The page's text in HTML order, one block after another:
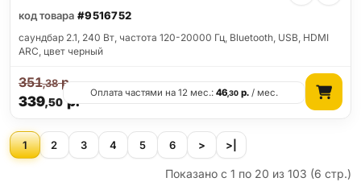
код товара #9516752
саундбар 2.1, 240 Вт, частота 120-20000 Гц, Bluetooth, USB, HDMI
ARC, цвет черный
339,50р.
351,38р.
Оплата частями на 12 мес.:46,30 р. / мес.
1 2 3 4 5 6 > >|
Показано с 1 по 20 из 103 (6 стр.)